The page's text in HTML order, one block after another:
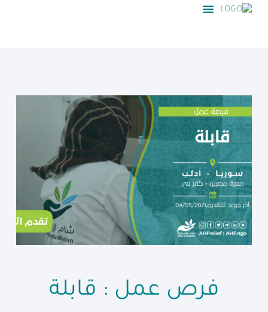
فرص عمل : قابلة